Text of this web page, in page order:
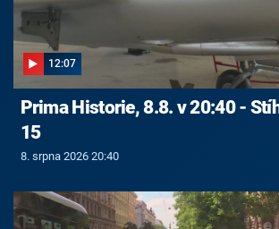
12:07
Prima Historie, 8.8. v 20:40 -
15
8. srpna 2026 20:40